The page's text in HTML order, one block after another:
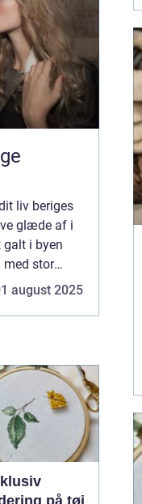
liv beriges
glæde af i
i byen
med stor
Pernille
august 2025
på tøj